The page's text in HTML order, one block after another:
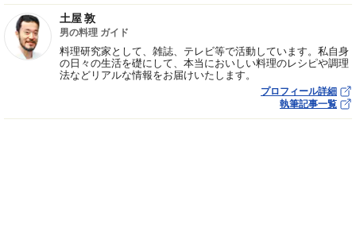
土屋 敦
男の料理 ガイド
料理研究家として、雑誌、テレビ等で活動しています。私自身
の日々の生活を礎にして、本当においしい料理のレシピや調理
法などリアルな情報をお届けいたします。
プロフィール詳細
執筆記事一覧